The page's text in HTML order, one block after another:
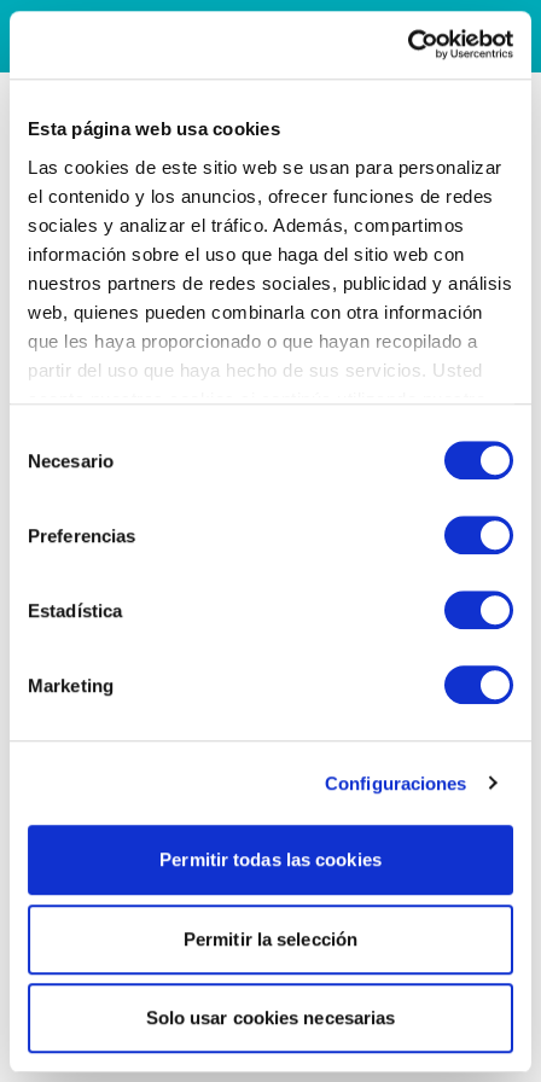
Esta página web usa cookies
Las cookies de este sitio web se usan para personalizar
el contenido y los anuncios, ofrecer funciones de redes
sociales y analizar el tráfico. Además, compartimos
información sobre el uso que haga del sitio web con
nuestros partners de redes sociales, publicidad y análisis
web, quienes pueden combinarla con otra información
que les haya proporcionado o que hayan recopilado a
partir del uso que haya hecho de sus servicios. Usted
Necesario
Preferencias
Estadística
Marketing
Configuraciones
Permitir todas las cookies
Permitir la selección
Solo usar cookies necesarias